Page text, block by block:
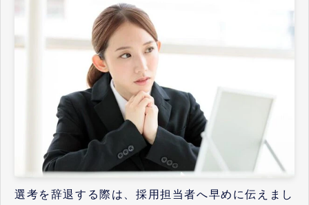
選考を辞退する際は、採用担当者へ早めに伝えまし